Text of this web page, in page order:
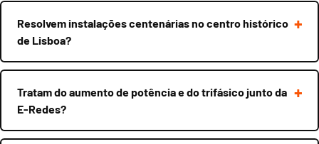
Resolvem instalações centenárias no centro histórico
de Lisboa?
Tratam do aumento de potência e do trifásico junto da
E-Redes?